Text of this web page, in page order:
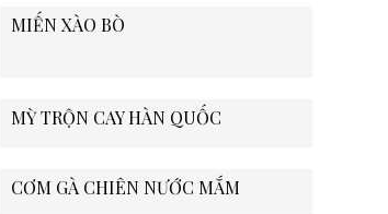
MIẾN XÀO BÒ
MỲ TRỘN CAY HÀN QUỐC
CƠM GÀ CHIÊN NƯỚC MẮM